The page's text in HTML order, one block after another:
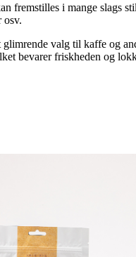
fremstilles i mange slags
osv.
glimrende valg til kaffe og
bevarer friskheden og